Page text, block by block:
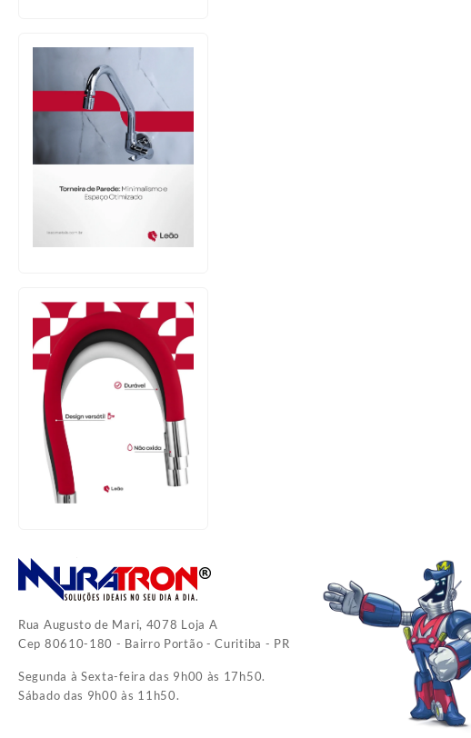
Rua Augusto de Mari, 4078 Loja A
Cep 80610-180 - Bairro Portão - Curitiba - PR
Segunda à Sexta-feira das 9h00 às 17h50.
Sábado das 9h00 às 11h50.